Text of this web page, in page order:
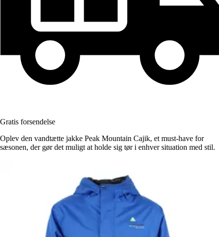
Gratis forsendelse
Oplev den vandtætte jakke Peak Mountain Cajik, et must-have for
sæsonen, der gør det muligt at holde sig tør i enhver situation med stil.